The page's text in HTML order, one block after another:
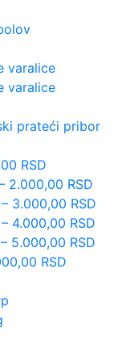
varalice
varalice
prateći pribor
RSD
2.000,00 RSD
3.000,00 RSD
4.000,00 RSD
5.000,00 RSD
RSD